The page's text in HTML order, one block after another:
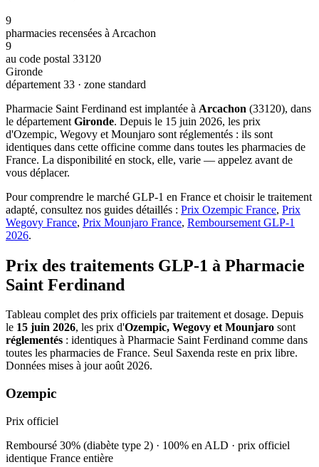
9
pharmacies recensées à Arcachon
9
au code postal 33120
Gironde
département 33 · zone standard
Pharmacie Saint Ferdinand est implantée à Arcachon (33120), dans
le département Gironde. Depuis le 15 juin 2026, les prix
d'Ozempic, Wegovy et Mounjaro sont réglementés : ils sont
identiques dans cette officine comme dans toutes les pharmacies de
France. La disponibilité en stock, elle, varie — appelez avant de
vous déplacer.
Pour comprendre le marché GLP-1 en France et choisir le traitement
adapté, consultez nos guides détaillés : Prix Ozempic France, Prix
Wegovy France, Prix Mounjaro France, Remboursement GLP-1
2026.
Prix des traitements GLP-1 à Pharmacie
Saint Ferdinand
Tableau complet des prix officiels par traitement et dosage. Depuis
le 15 juin 2026, les prix d'Ozempic, Wegovy et Mounjaro sont
réglementés : identiques à Pharmacie Saint Ferdinand comme dans
toutes les pharmacies de France. Seul Saxenda reste en prix libre.
Données mises à jour août 2026.
Ozempic
Prix officiel
Remboursé 30% (diabète type 2) · 100% en ALD · prix officiel
identique France entière